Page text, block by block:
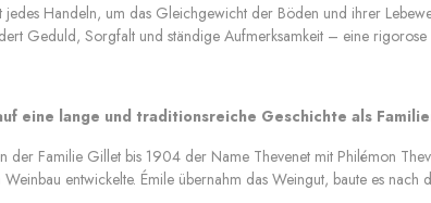
Handeln, um das Gleichgewicht der Böden und ihrer
Geduld, Sorgfalt und ständige Aufmerksamkeit – eine rigorose
eine lange und traditionsreiche Geschichte als
Familie Gillet bis 1904 der Name Thevenet mit Philémon
entwickelte. Émile übernahm das Weingut, baute es nach